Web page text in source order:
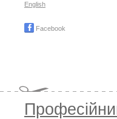
English
Facebook